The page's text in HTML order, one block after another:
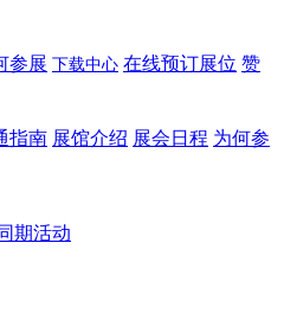
参展 下载中心 在线预订展位 赞
指南 展馆介绍 展会日程 为何参
期活动